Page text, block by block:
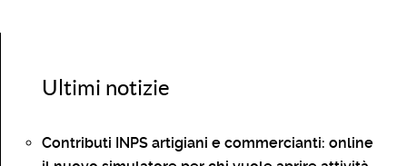
Ultimi notizie
Contributi INPS artigiani e commercianti: online